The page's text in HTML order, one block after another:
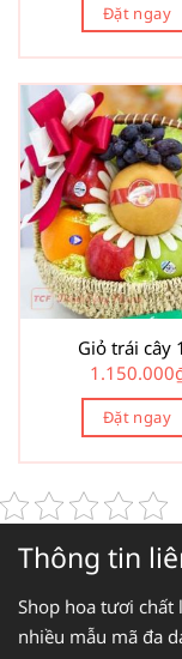
Đặt ngay
Giỏ trái cây
1.150.000
Đặt ngay
Thông tin
Shop hoa tươi
nhiều mẫu mã đa